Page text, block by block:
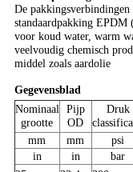
De
standaardpakking EPDM
voor koud water, warm
veelvoudig chemisch
middel zoals aardolie
Gegevensblad
Nominaal
grootte
Pijp
OD
Druk
mm
mm psi
in
in bar